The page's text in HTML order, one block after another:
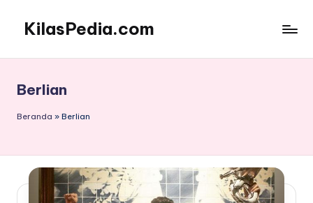
content
KilasPedia.com
Terdepan
Berlian
Beranda » Berlian